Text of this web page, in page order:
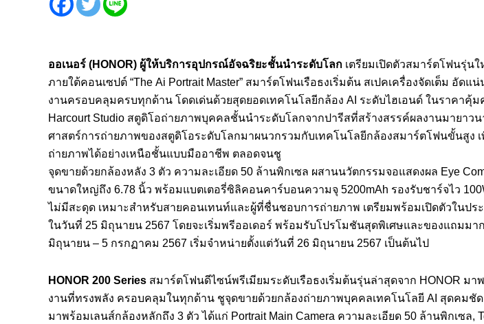
ออเนอร์(HONOR) ผู้ให้บริการอุปกรณ์อัจฉริยะชั้นนำระดับโลก เตรียมเปิดตัวสมาร์ตโฟนรุ่น
ภายใต้คอนเซปต์ “The Ai Portrait Master” สมาร์ตโฟนเรือธงเริ่มต้น สเปคเครื่องจัดเต็ม อัด
งานครอบคลุมครบทุกด้าน โดดเด่นด้วยสุดยอดเทคโนโลยีกล้อง AI ระดับไฮเอนด์ ในราคาคุ้
Harcourt Studio สตูดิโอถ่ายภาพบุคคลชั้นนำระดับโลกจากปารีสที่สร้างสรรค์ผลงานมายาว
ศาสตร์การถ่ายภาพของสตูดิโอระดับโลกมาผนวกรวมกับเทคโนโลยีกล้องสมาร์ตโฟนขั้นสูง
ถ่ายภาพได้อย่างเหนือชั้นแบบมืออาชีพ ตลอดจนชู
จุดขายด้วยกล้องหลัง 3 ตัว ความละเอียด 50 ล้านพิกเซล ผสานนวัตกรรมจอแสดงผล Eye
ขนาดใหญ่ถึง 6.78 นิ้ว พร้อมแบตเตอรี่ซิลิคอนคาร์บอนความจุ 5200mAh รองรับชาร์จไว
ไม่มีสะดุด เหมาะสำหรับสายคอนเทนท์และผู้ที่ชื่นชอบการถ่ายภาพ เตรียมพร้อมเปิดตัวในประ
ในวันที่ 25 มิถุนายน 2567 โดยจะเริ่มพรีออเดอร์ พร้อมรับโปรโมชันสุดพิเศษและของแถมมา
มิถุนายน – 5 กรกฏาคม 2567 เริ่มจำหน่ายตั้งแต่วันที่ 26 มิถุนายน 2567 เป็นต้นไป
HONOR 200 Series สมาร์ตโฟนดีไซน์พรีเมียมระดับเรือธงเริ่มต้นรุ่นล่าสุดจาก HONOR ม
งานที่ทรงพลัง ครอบคลุมในทุกด้าน ชูจุดขายด้วยกล้องถ่ายภาพบุคคลเทคโนโลยี AI สุดคมชัด
มาพร้อมเลนส์กล้องหลักถึง 3 ตัว ได้แก่ Portrait Main Camera ความละเอียด 50 ล้านพิกเซล,